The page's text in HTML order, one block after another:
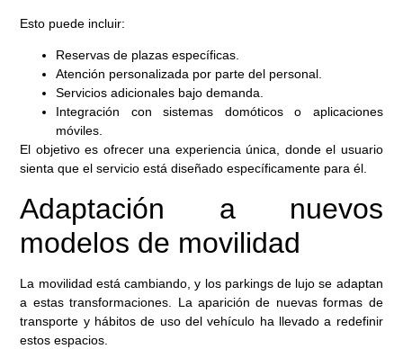
Esto puede incluir:
Reservas de plazas específicas.
Atención personalizada por parte del personal.
Servicios adicionales bajo demanda.
Integración con sistemas domóticos o aplicaciones
móviles.
El objetivo es ofrecer una experiencia única, donde el usuario
sienta que el servicio está diseñado específicamente para él.
Adaptación a nuevos
modelos de movilidad
La movilidad está cambiando, y los parkings de lujo se adaptan
a estas transformaciones. La aparición de nuevas formas de
transporte y hábitos de uso del vehículo ha llevado a redefinir
estos espacios.